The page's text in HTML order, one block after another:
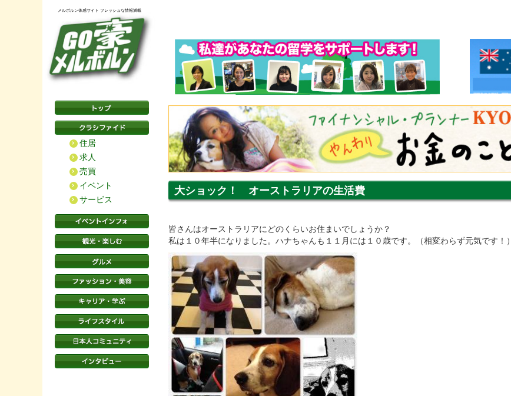
メルボルン体感サイト フレッシュな情報満載
住居
求人
売買
イベント
サービス
大ショック！ オーストラリアの生活費
皆さんはオーストラリアにどのくらいお住まいでしょうか？
私は１０年半になりました。ハナちゃんも１１月には１０歳です。（相変わらず元気です！）